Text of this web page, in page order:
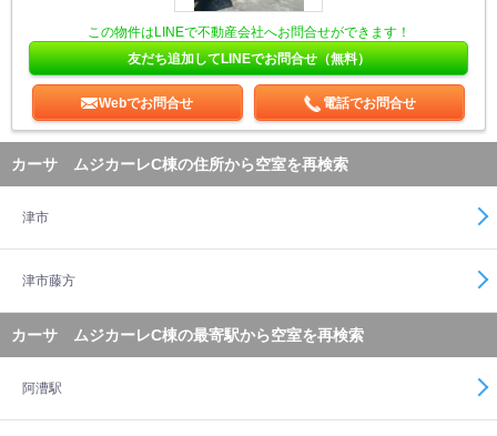
この物件はLINEで不動産会社へお問合せができます！
友だち追加してLINEでお問合せ（無料）
Webでお問合せ 電話でお問合せ
カーサ ムジカーレC棟の住所から空室を再検索
津市
津市藤方
カーサ ムジカーレC棟の最寄駅から空室を再検索
阿漕駅